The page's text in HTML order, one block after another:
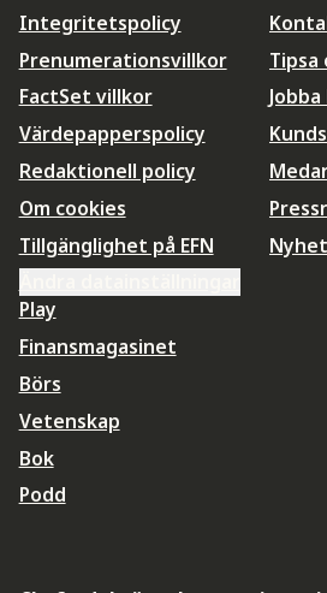
Integritetspolicy
Prenumerationsvillkor
FactSet villkor
Värdepapperspolicy
Redaktionell policy
Om cookies
Tillgänglighet på EFN
Tipsa
Play
Finansmagasinet
Börs
Vetenskap
Bok
Podd